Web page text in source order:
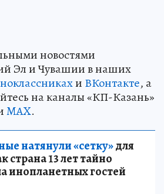
новостями
Эл и Чувашии в наших
и ВКонтакте, а
на каналы «КП-Казань»
MAX.
натянули «сетку»для
страна 13 лет тайно
инопланетных гостей